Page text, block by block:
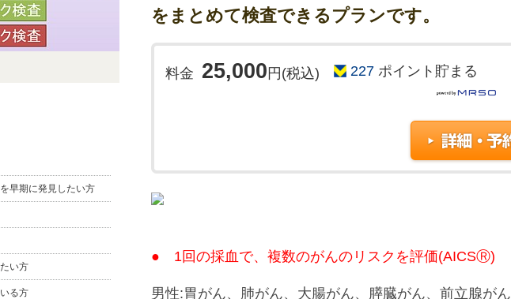
早期に発見したい方
い方
る方
をまとめて検査できるプランです。
料金 25,000円(税込) 227 ポイント貯まる
● 1回の採血で、複数のがんのリスクを評価(AICSⓇ)
男性:胃がん、肺がん、大腸がん、膵臓がん、前立腺がん